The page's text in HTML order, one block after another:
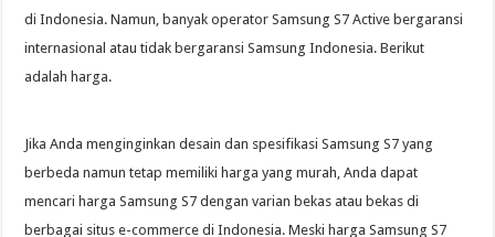
di Indonesia. Namun, banyak operator Samsung S7 Active bergaransi
internasional atau tidak bergaransi Samsung Indonesia. Berikut
adalah harga.
Jika Anda menginginkan desain dan spesifikasi Samsung S7 yang
berbeda namun tetap memiliki harga yang murah, Anda dapat
mencari harga Samsung S7 dengan varian bekas atau bekas di
berbagai situs e-commerce di Indonesia. Meski harga Samsung S7